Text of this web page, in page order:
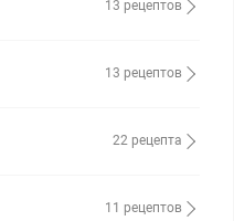
13 рецептов
13 рецептов
22 рецепта
11 рецептов